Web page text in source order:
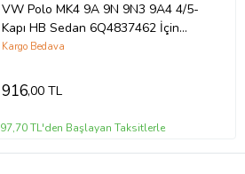
VW Polo MK4 9A 9N 9N3 9A4 4/5-
Kapı HB Sedan 6Q4837462 İçin
Elektrikli Ön Sağ Cam Kriko Tamir
Kargo Bedava
916,00 TL
97,70 TL'den Başlayan Taksitlerle